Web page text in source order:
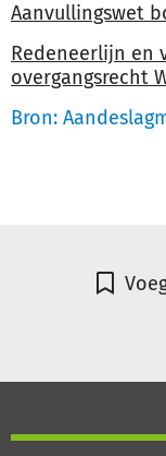
Aanvullingswet
Redeneerlijn en
overgangsrecht
Bron: